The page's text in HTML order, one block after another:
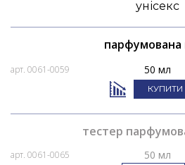
унісекс
парфумована
арт. 0061-0059 50 мл
КУПИТИ
тестер
арт. 0061-0065 50 мл